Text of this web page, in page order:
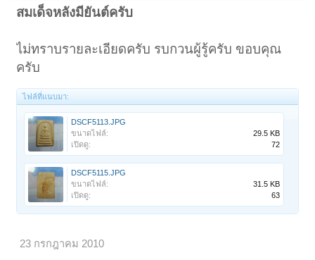
สมเด็จหลังมียันต์ครับ
ไม่ทราบรายละเอียดครับ รบกวนผู้รู้ครับ ขอบคุณ
ครับ
ไฟล์ที่แนบมา:
DSCF5113.JPG
ขนาดไฟล์:
29.5 KB
เปิดดู:
72
DSCF5115.JPG
ขนาดไฟล์:
31.5 KB
เปิดดู:
63
23 กรกฎาคม 2010